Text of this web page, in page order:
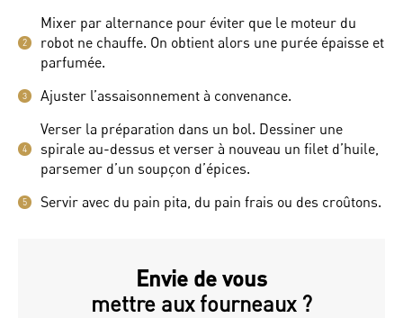
2
Mixer par alternance pour éviter que le moteur du
robot ne chauffe. On obtient alors une purée épaisse et
parfumée.
3 Ajuster l’assaisonnement à convenance.
4
Verser la préparation dans un bol. Dessiner une
spirale au-dessus et verser à nouveau un filet d’huile,
parsemer d’un soupçon d’épices.
5 Servir avec du pain pita, du pain frais ou des croûtons.
Envie de vous
mettre aux fourneaux ?